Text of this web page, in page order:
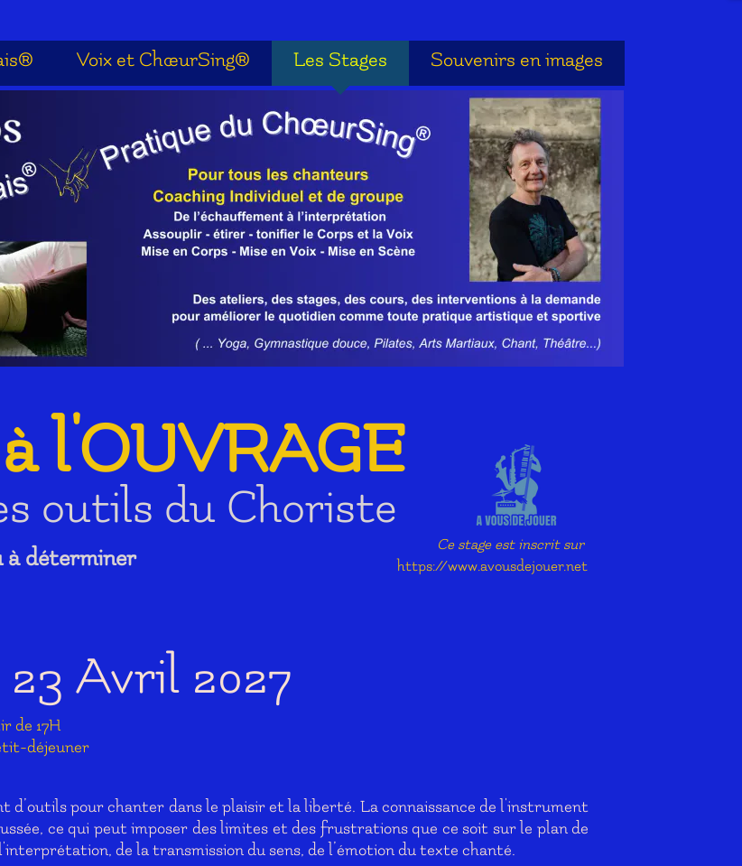
Voix et ChœurSing® Les Stages Souvenirs en images
Voix et ChœurSing® Les Stages Souvenirs en images
l'OUVRAGE
outils du Choriste
Ce stage est inscrit sur
https://www.avousdejouer.net
à déterminer
Avril 2027
de 17H
déjeuner
d’outils pour chanter dans le plaisir et la liberté. La connaissance de l'instrument
ce qui peut imposer des limites et des frustrations que ce soit sur le plan de
de la transmission du sens, de l’émotion du texte chanté.